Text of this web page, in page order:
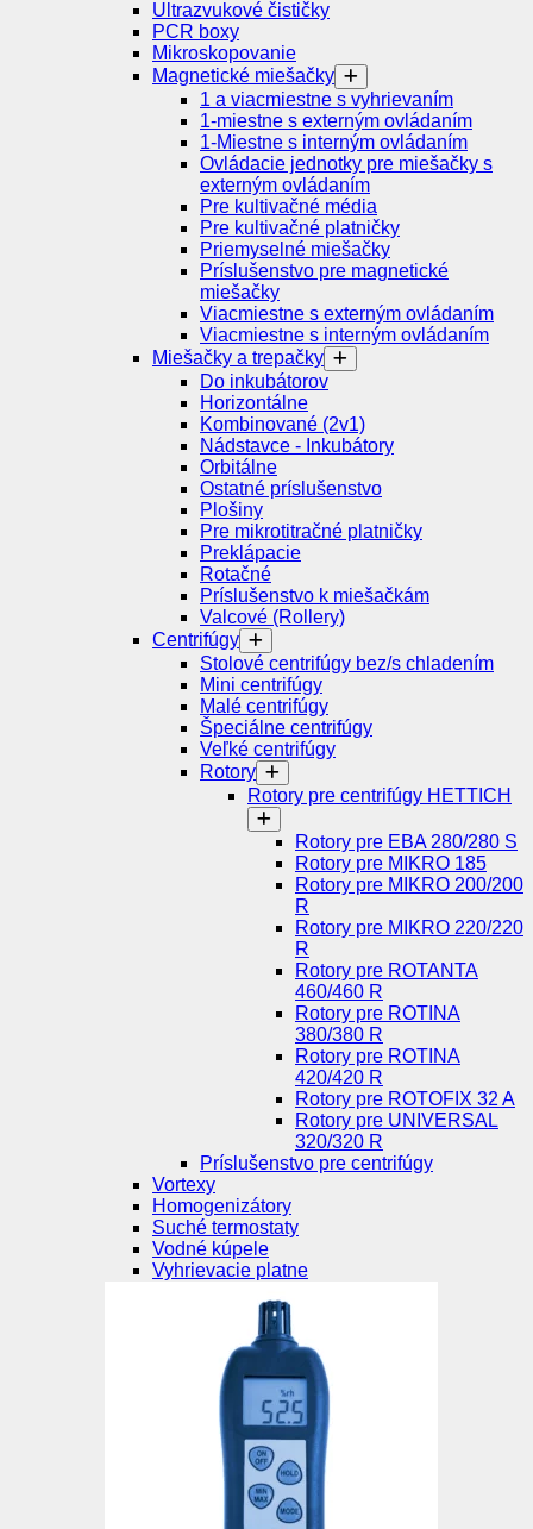
Ultrazvukové čističky
PCR boxy
Mikroskopovanie
Magnetické miešačky
1 a viacmiestne s vyhrievaním
1-miestne s externým ovládaním
1-Miestne s interným ovládaním
Ovládacie jednotky pre miešačky s
externým ovládaním
Pre kultivačné média
Pre kultivačné platničky
Priemyselné miešačky
Príslušenstvo pre magnetické
miešačky
Viacmiestne s externým ovládaním
Viacmiestne s interným ovládaním
Miešačky a trepačky
Do inkubátorov
Horizontálne
Kombinované (2v1)
Nádstavce - Inkubátory
Orbitálne
Ostatné príslušenstvo
Plošiny
Pre mikrotitračné platničky
Preklápacie
Rotačné
Príslušenstvo k miešačkám
Valcové (Rollery)
Centrifúgy
Stolové centrifúgy bez/s chladením
Mini centrifúgy
Malé centrifúgy
Špeciálne centrifúgy
Veľké centrifúgy
Rotory
Rotory pre centrifúgy HETTICH
Rotory pre EBA 280/280 S
Rotory pre MIKRO 185
Rotory pre MIKRO 200/200
R
Rotory pre MIKRO 220/220
R
Rotory pre ROTANTA
460/460 R
Rotory pre ROTINA
380/380 R
Rotory pre ROTINA
420/420 R
Rotory pre ROTOFIX 32 A
Rotory pre UNIVERSAL
320/320 R
Príslušenstvo pre centrifúgy
Vortexy
Homogenizátory
Suché termostaty
Vodné kúpele
Vyhrievacie platne